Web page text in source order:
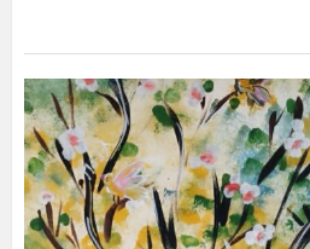
Puikūs
rezultatai
nuotoliniame
VI
Tarptautiniame
dailės